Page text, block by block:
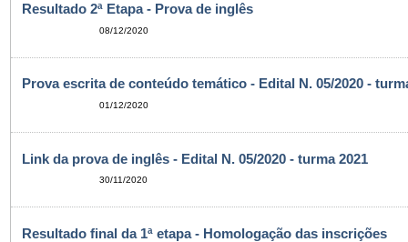
Resultado 2ª Etapa - Prova de inglês
08/12/2020
Prova escrita de conteúdo temático - Edital N. 05/2020 -
01/12/2020
Link da prova de inglês - Edital N. 05/2020 - turma 2021
30/11/2020
Resultado final da 1ª etapa - Homologação das inscrições